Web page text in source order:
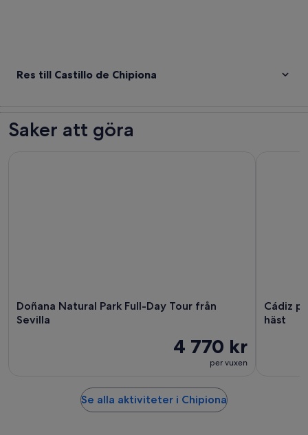
Res till Castillo de Chipiona
Saker att göra
Doñana Natural Park Full-Day Tour från
Sevilla
4 770 kr
per vuxen
Cádiz
häst
Se alla aktiviteter i Chipiona